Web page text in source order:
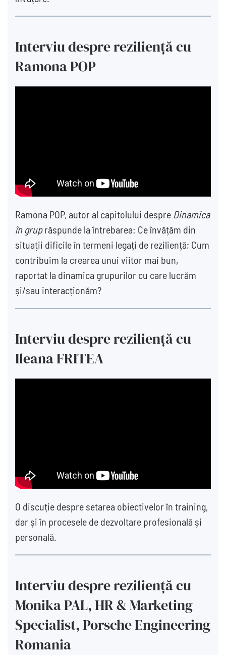
Interviu despre reziliență cu
Ramona POP
Ramona POP, autor al capitolului despre Dinamica
în gruprăspunde la întrebarea: Ce învățăm din
situații dificile în termeni legați de reziliență; Cum
contribuim la crearea unui viitor mai bun,
raportat la dinamica grupurilor cu care lucrăm
și/sau interacționăm?
Interviu despre reziliență cu
Ileana FRITEA
O discuție despre setarea obiectivelor în training,
dar și în procesele de dezvoltare profesională și
personală.
Interviu despre reziliență cu
Monika PAL, HR & Marketing
Specialist, Porsche Engineering
Romania